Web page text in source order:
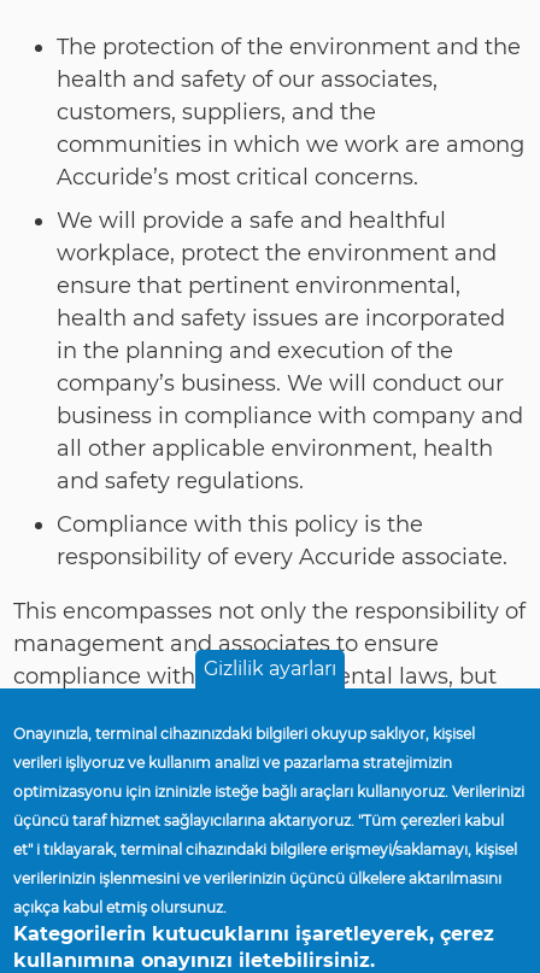
The protection of the environment and the
health and safety of our associates,
customers, suppliers, and the
communities in which we work are among
Accuride’s most critical concerns.
We will provide a safe and healthful
workplace, protect the environment and
ensure that pertinent environmental,
health and safety issues are incorporated
in the planning and execution of the
company’s business. We will conduct our
business in compliance with company and
all other applicable environment, health
and safety regulations.
Compliance with this policy is the
responsibility of every Accuride associate.
This encompasses not only the responsibility of
management and associates to ensure
compliance with all environmental laws, but
free workplace by using appropriate
processes, practices and methods, as well as
timely education and training.
VIEW ACCURIDE HEALTH AND
SAFETY POLICY
Gizlilik ayarları
Onayınızla, terminal cihazınızdaki bilgileri okuyup saklıyor, kişisel
verileri işliyoruz ve kullanım analizi ve pazarlama stratejimizin
optimizasyonu için izninizle isteğe bağlı araçları kullanıyoruz. Verilerinizi
üçüncü taraf hizmet sağlayıcılarına aktarıyoruz. "Tüm çerezleri kabul
et" i tıklayarak, terminal cihazındaki bilgilere erişmeyi/saklamayı, kişisel
verilerinizin işlenmesini ve verilerinizin üçüncü ülkelere aktarılmasını
açıkça kabul etmiş olursunuz.
Kategorilerin kutucuklarını işaretleyerek, çerez
kullanımına onayınızı iletebilirsiniz.